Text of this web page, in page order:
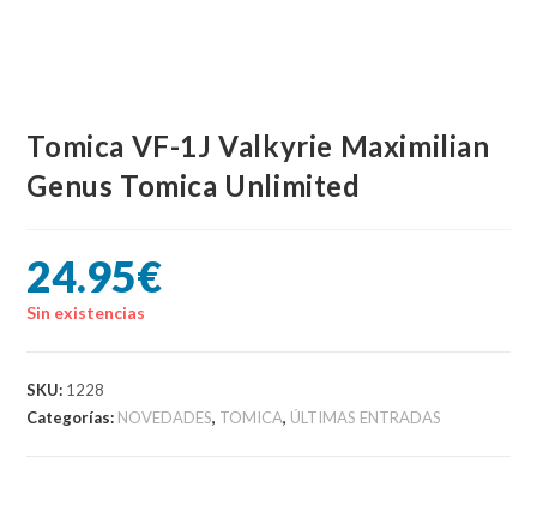
Tomica VF-1J Valkyrie Maximilian
Genus Tomica Unlimited
24.95€
Sin existencias
SKU: 1228
Categorías: NOVEDADES, TOMICA, ÚLTIMAS ENTRADAS